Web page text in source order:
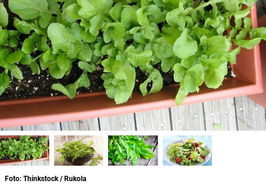
Foto: Thinkstock / Rukola